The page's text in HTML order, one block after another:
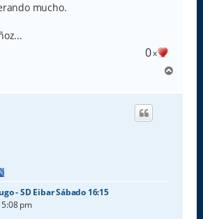
mucho.
0x
r
- SD Eibar Sábado 16:15
5:08 pm